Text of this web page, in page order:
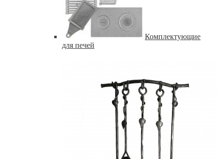
Комплектующие
для печей